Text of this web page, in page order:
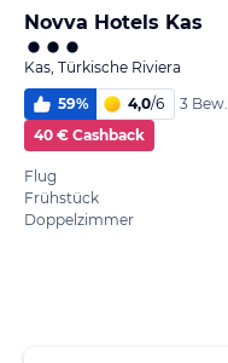
Novva Hotels Kas
Kas, Türkische Riviera
59% 4,0/6
3 Bew.
40 € Cashback
Flug
Frühstück
Doppelzimmer